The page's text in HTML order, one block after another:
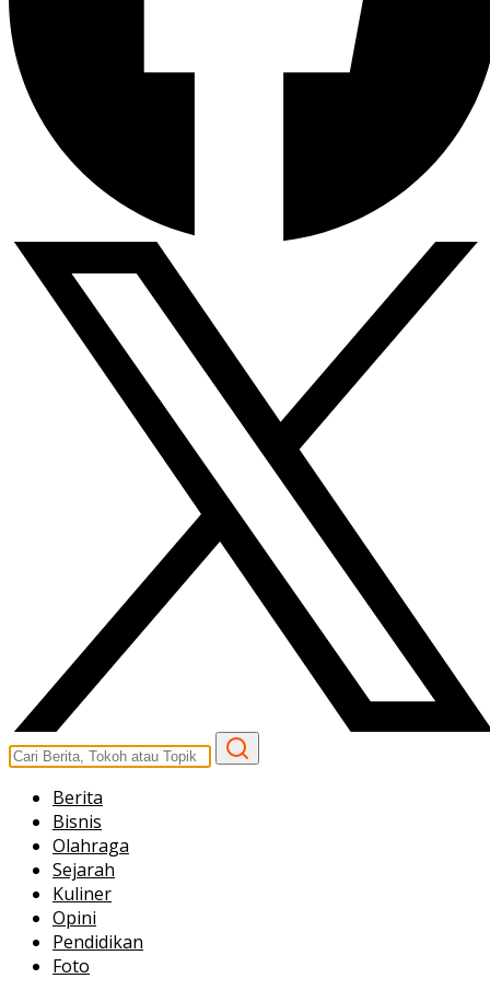
Berita
Bisnis
Olahraga
Sejarah
Kuliner
Opini
Pendidikan
Foto